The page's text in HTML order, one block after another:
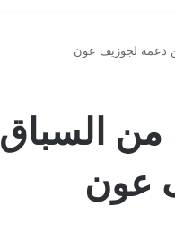
دعمه لجوزيف عون
من السباق
عون